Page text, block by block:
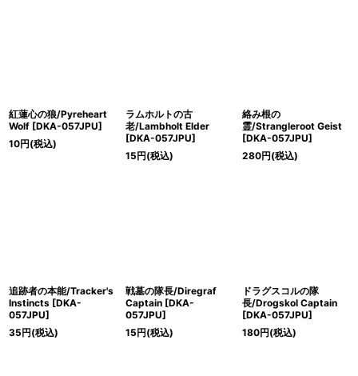
紅蓮心の狼/Pyreheart
Wolf [DKA-057JPU]
10円(税込)
ラムホルトの古
老/Lambholt Elder
[DKA-057JPU]
15円(税込)
絡み根の
霊/Strangleroot Geist
[DKA-057JPU]
280円(税込)
追跡者の本能/Tracker's
Instincts [DKA-
057JPU]
35円(税込)
戦墓の隊長/Diregraf
Captain [DKA-
057JPU]
15円(税込)
ドラグスコルの隊
長/Drogskol Captain
[DKA-057JPU]
180円(税込)